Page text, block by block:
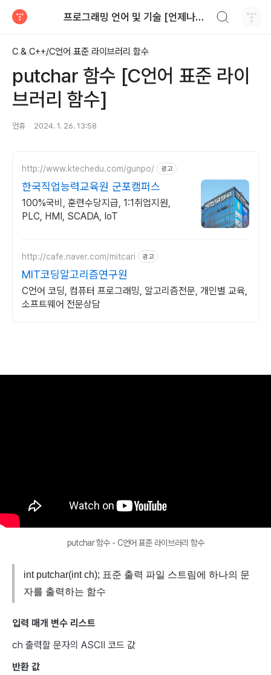
프로그래밍 언어 및 기술 [언제나휴일]
C & C++/C언어 표준 라이브러리 함수
putchar 함수 [C언어 표준 라이
브러리 함수]
언휴 2024. 1. 26. 13:58
http://www.ktechedu.com/gunpo/ 광고
한국직업능력교육원 군포캠퍼스
100%국비, 훈련수당지급, 1:1취업지원,
PLC, HMI, SCADA, IoT
http://cafe.naver.com/mitcari 광고
MIT코딩알고리즘연구원
C언어 코딩, 컴퓨터 프로그래밍, 알고리즘전문, 개인별 교육,
소프트웨어 전문상담
putchar 함수 - C언어 표준 라이브러리 함수
int putchar(int ch); 표준 출력 파일 스트림에 하나의 문
자를 출력하는 함수
입력 매개 변수 리스트
ch 출력할 문자의 ASCII 코드 값
반환 값